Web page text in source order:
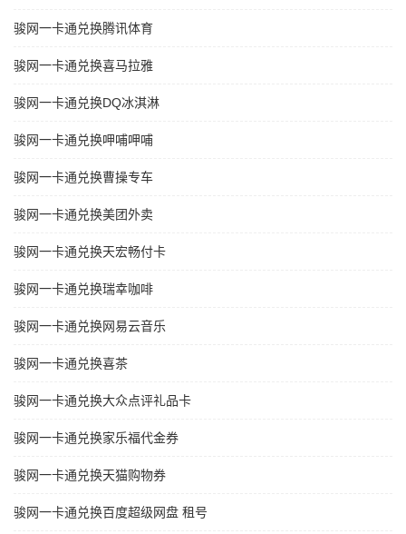
骏网一卡通兑换腾讯体育
骏网一卡通兑换喜马拉雅
骏网一卡通兑换DQ冰淇淋
骏网一卡通兑换呷哺呷哺
骏网一卡通兑换曹操专车
骏网一卡通兑换美团外卖
骏网一卡通兑换天宏畅付卡
骏网一卡通兑换瑞幸咖啡
骏网一卡通兑换网易云音乐
骏网一卡通兑换喜茶
骏网一卡通兑换大众点评礼品卡
骏网一卡通兑换家乐福代金券
骏网一卡通兑换天猫购物券
骏网一卡通兑换百度超级网盘 租号